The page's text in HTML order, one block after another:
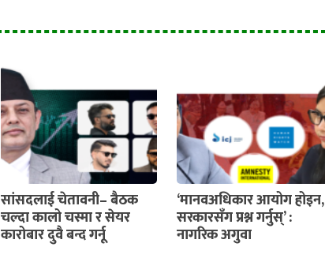
सांसदलाई चेतावनी– बैठक
चल्दा कालो चस्मा र सेयर
कारोबार दुवै बन्द गर्नू
‘मानवअधिकार आयोग होइन,
सरकारसँग प्रश्न गर्नुस्’ :
नागरिक अगुवा